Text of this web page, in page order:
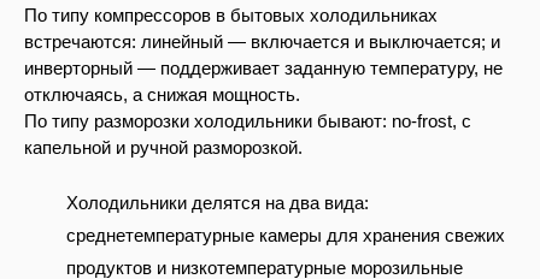
По типу компрессоров в бытовых холодильниках
встречаются: линейный — включается и выключается; и
инверторный — поддерживает заданную температуру, не
отключаясь, а снижая мощность.
По типу разморозки холодильники бывают: no-frost, с
капельной и ручной разморозкой.
Холодильники делятся на два вида:
среднетемпературные камеры для хранения свежих
продуктов и низкотемпературные морозильные